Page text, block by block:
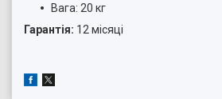
Вага: 20 кг
Гарантія: 12 місяці